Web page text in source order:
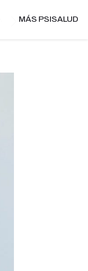
MÁS PSISALUD